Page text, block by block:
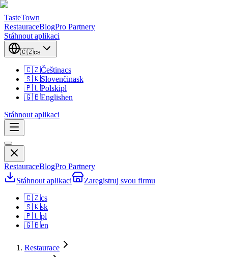
TasteTown
RestauraceBlogPro Partnery
Stáhnout aplikaci
🇨🇿cs
🇨🇿Češtinacs
🇸🇰Slovenčinask
🇵🇱Polskipl
🇬🇧Englishen
Stáhnout aplikaci
RestauraceBlogPro Partnery
Stáhnout aplikaci
Zaregistruj svou firmu
🇨🇿cs
🇸🇰sk
🇵🇱pl
🇬🇧en
Restaurace